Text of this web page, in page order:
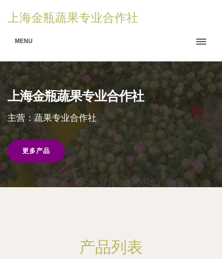
上海金瓶蔬果专业合作社
MENU
上海金瓶蔬果专业合作社
主营：蔬果专业合作社
更多产品
产品列表